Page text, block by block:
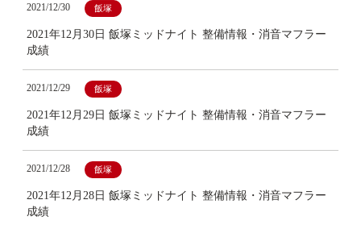
2021/12/30 飯塚
2021年12月30日 飯塚ミッドナイト 整備情報・消音マフラー
成績
2021/12/29 飯塚
2021年12月29日 飯塚ミッドナイト 整備情報・消音マフラー
成績
2021/12/28 飯塚
2021年12月28日 飯塚ミッドナイト 整備情報・消音マフラー
成績